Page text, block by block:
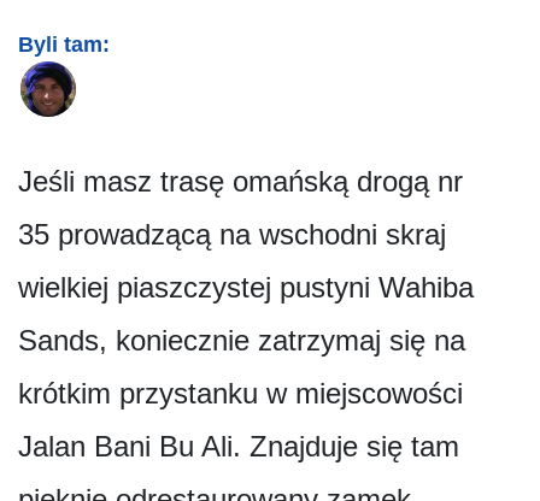
Byli tam:
Jeśli masz trasę omańską drogą nr
35 prowadzącą na wschodni skraj
wielkiej piaszczystej pustyni Wahiba
Sands, koniecznie zatrzymaj się na
krótkim przystanku w miejscowości
Jalan Bani Bu Ali. Znajduje się tam